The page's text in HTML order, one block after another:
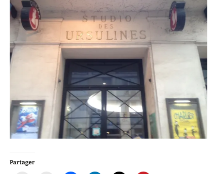
Partager